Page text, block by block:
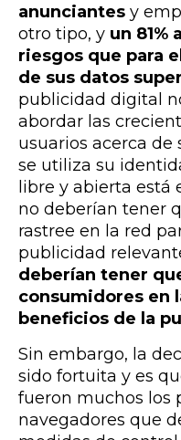
anunciantes y
otro tipo, y un 81%
riesgos que para
de sus datos
publicidad digital
abordar las
usuarios acerca
se utiliza su
libre y abierta está
no deberían tener
rastree en la red
publicidad
deberían tener
consumidores en
beneficios de la
Sin embargo, la
sido fortuita y es
fueron muchos los
navegadores que